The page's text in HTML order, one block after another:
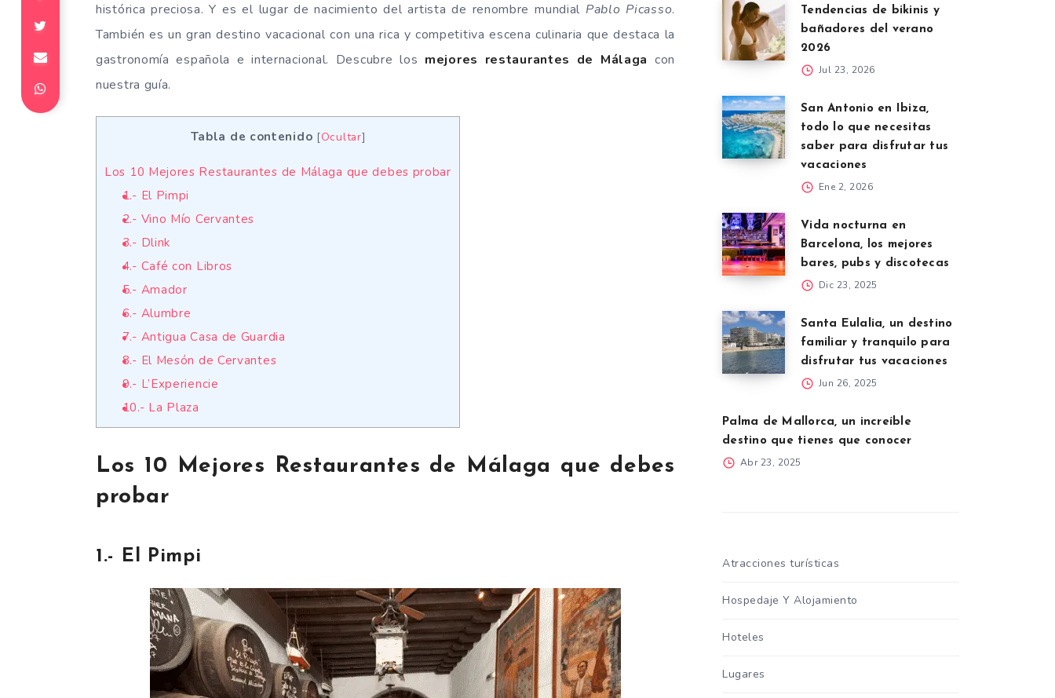
histórica preciosa. Y es el lugar de nacimiento del artista de renombre mundial Pablo Picasso.
También es un gran destino vacacional con una rica y competitiva escena culinaria que destaca la
gastronomía española e internacional. Descubre los mejores restaurantes de Málaga con
nuestra guía.
Tabla de contenido [Ocultar]
Los 10 Mejores Restaurantes de Málaga que debes probar
1.- El Pimpi
2.- Vino Mío Cervantes
3.- Dlink
4.- Café con Libros
5.- Amador
6.- Alumbre
7.- Antigua Casa de Guardia
8.- El Mesón de Cervantes
9.- L’Experiencie
10.- La Plaza
Los 10 Mejores Restaurantes de Málaga que debes
probar
1.- El Pimpi
Tendencias de bikinis y
bañadores del verano
2026
Jul 23, 2026
San Antonio en Ibiza,
todo lo que necesitas
saber para disfrutar tus
vacaciones
Ene 2, 2026
Vida nocturna en
Barcelona, los mejores
bares, pubs y discotecas
Dic 23, 2025
Santa Eulalia, un destino
familiar y tranquilo para
disfrutar tus vacaciones
Jun 26, 2025
Palma de Mallorca, un increíble
destino que tienes que conocer
Abr 23, 2025
Atracciones turísticas
Hospedaje Y Alojamiento
Hoteles
Lugares